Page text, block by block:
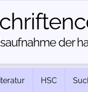
der
HSC